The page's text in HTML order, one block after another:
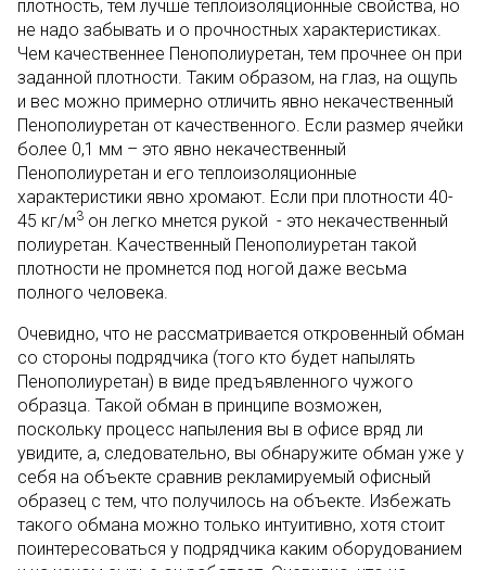
плотность, тем лучше теплоизоляционные свойства, но
не надо забывать и о прочностных характеристиках.
Чем качественнее Пенополиуретан, тем прочнее он при
заданной плотности. Таким образом, на глаз, на ощупь
и вес можно примерно отличить явно некачественный
Пенополиуретан от качественного. Если размер ячейки
более 0,1 мм – это явно некачественный
Пенополиуретан и его теплоизоляционные
характеристики явно хромают. Если при плотности 40-
45 кг/м3 он легко мнется рукой - это некачественный
полиуретан. Качественный Пенополиуретан такой
плотности не промнется под ногой даже весьма
полного человека.
Очевидно, что не рассматривается откровенный обман
со стороны подрядчика (того кто будет напылять
Пенополиуретан) в виде предъявленного чужого
образца. Такой обман в принципе возможен,
поскольку процесс напыления вы в офисе вряд ли
увидите, а, следовательно, вы обнаружите обман уже у
себя на объекте сравнив рекламируемый офисный
образец с тем, что получилось на объекте. Избежать
такого обмана можно только интуитивно, хотя стоит
поинтересоваться у подрядчика каким оборудованием